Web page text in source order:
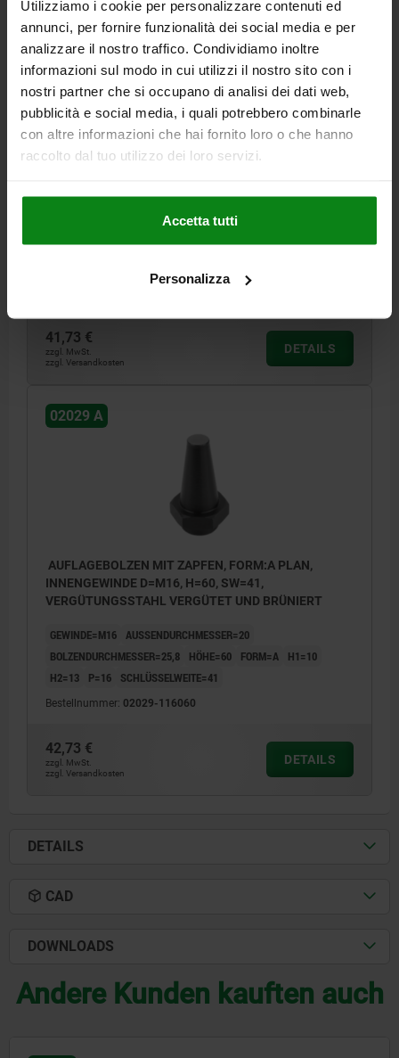
Utilizziamo i cookie per personalizzare contenuti ed
annunci, per fornire funzionalità dei social media e per
analizzare il nostro traffico. Condividiamo inoltre
informazioni sul modo in cui utilizzi il nostro sito con i
nostri partner che si occupano di analisi dei dati web,
pubblicità e social media, i quali potrebbero combinarle
con altre informazioni che hai fornito loro o che hanno
raccolto dal tuo utilizzo dei loro servizi.
Accetta tutti
Personalizza
02029 A
AUFLAGEBOLZEN MIT ZAPFEN, FORM:A PLAN,
AUSSENDURCHMESSER=20
BOLZENDURCHMESSER=25,8 HÖHE=30 FORM=A H1=10
41,73 €
zzgl. MwSt.
zzgl. Versandkosten
DETAILS
02029 A
AUFLAGEBOLZEN MIT ZAPFEN, FORM:A PLAN,
INNENGEWINDE D=M16, H=60, SW=41,
VERGÜTUNGSSTAHL VERGÜTET UND BRÜNIERT
GEWINDE=M16 AUSSENDURCHMESSER=20
BOLZENDURCHMESSER=25,8
HÖHE=60 FORM=A
H1=10
H2=13
P=16 SCHLÜSSELWEITE=41
Bestellnummer: 02029-116060
42,73 €
zzgl. MwSt.
zzgl. Versandkosten
DETAILS
DETAILS
CAD
DOWNLOADS
Andere Kunden kauften auch